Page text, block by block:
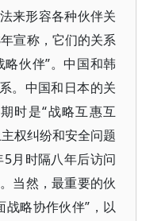
来形容各种伙伴关
宣称，它们的关系
略伙伴”。中国和韩
。中国和日本的关
时是“战略互惠互
权纠纷和安全问题
月时隔八年后访问
当然，最重要的伙
战略协作伙伴”，以